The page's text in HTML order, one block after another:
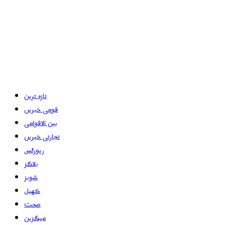
تازہ ترین
قومی خبریں
بین الاقوامی
تجارتی خبریں
رپورٹس
بلاگز
شوبز
کھیل
صحت
میگزین